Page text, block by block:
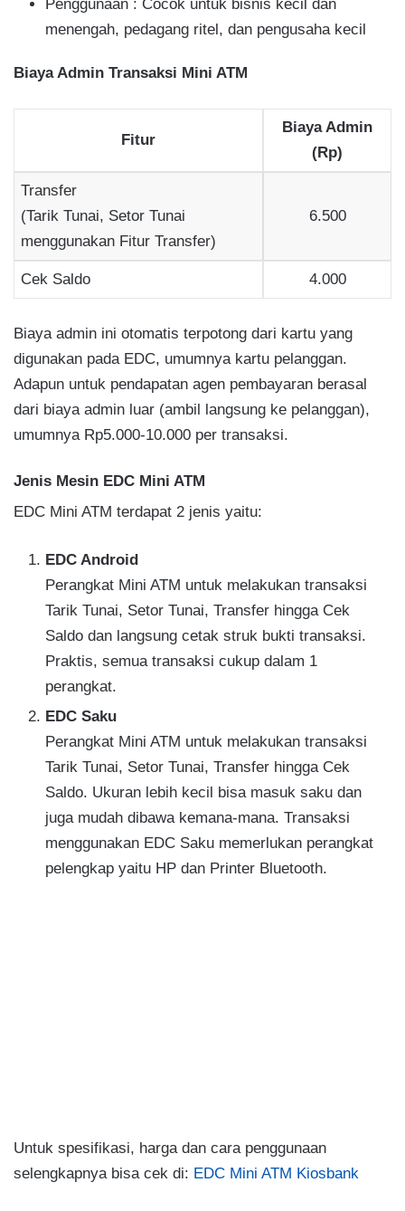
Penggunaan : Cocok untuk bisnis kecil dan
menengah, pedagang ritel, dan pengusaha kecil
Biaya Admin Transaksi Mini ATM
Fitur
Biaya Admin
(Rp)
Transfer
(Tarik Tunai, Setor Tunai
menggunakan Fitur Transfer)
6.500
Cek Saldo 4.000
Biaya admin ini otomatis terpotong dari kartu yang
digunakan pada EDC, umumnya kartu pelanggan.
Adapun untuk pendapatan agen pembayaran berasal
dari biaya admin luar (ambil langsung ke pelanggan),
umumnya Rp5.000-10.000 per transaksi.
Jenis Mesin EDC Mini ATM
EDC Mini ATM terdapat 2 jenis yaitu:
EDC Android
Perangkat Mini ATM untuk melakukan transaksi
Tarik Tunai, Setor Tunai, Transfer hingga Cek
Saldo dan langsung cetak struk bukti transaksi.
Praktis, semua transaksi cukup dalam 1
perangkat.
EDC Saku
Perangkat Mini ATM untuk melakukan transaksi
Tarik Tunai, Setor Tunai, Transfer hingga Cek
Saldo. Ukuran lebih kecil bisa masuk saku dan
juga mudah dibawa kemana-mana. Transaksi
menggunakan EDC Saku memerlukan perangkat
pelengkap yaitu HP dan Printer Bluetooth.
Untuk spesifikasi, harga dan cara penggunaan
selengkapnya bisa cek di: EDC Mini ATM Kiosbank